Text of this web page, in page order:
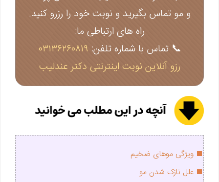
و مو تماس بگیرید و نوبت خود را رزرو کنید.‌
راه های ارتباطی ما:
📞 تماس با شماره تلفن: ۰۳۱۳۶۲۶۰۸۱۹
رزو آنلاین نوبت اینترنتی دکتر عندلیب
ویژگی‌ موهای ضخیم
علل نازک شدن مو